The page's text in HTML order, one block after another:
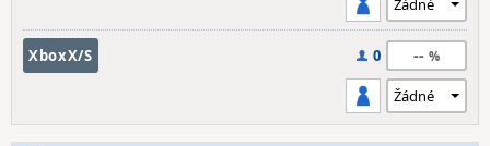
XboxX/S 0 --